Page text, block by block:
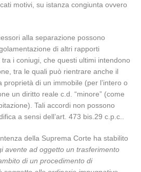
motivi, su istanza congiunta ovvero
alla separazione possono
di altri rapporti
i coniugi, che questi ultimi intendono
tra le quali può rientrare anche il
di un immobile (per l’intero o
un diritto reale c.d. “minore” (come
Tali accordi non possono
a sensi dell’art. 473 bis.29 c.p.c..
della Suprema Corte ha stabilito
avente ad oggetto un trasferimento
di un procedimento di